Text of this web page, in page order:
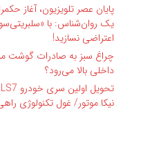
پایان عصر تلویزیون، آغاز
یک روان‌شناس: با
اعتراضی نسازید!
چراغ سبز به صادرات گوشت
داخلی بالا می‌رود؟
نیکا موتور/ غول تکنولوژی